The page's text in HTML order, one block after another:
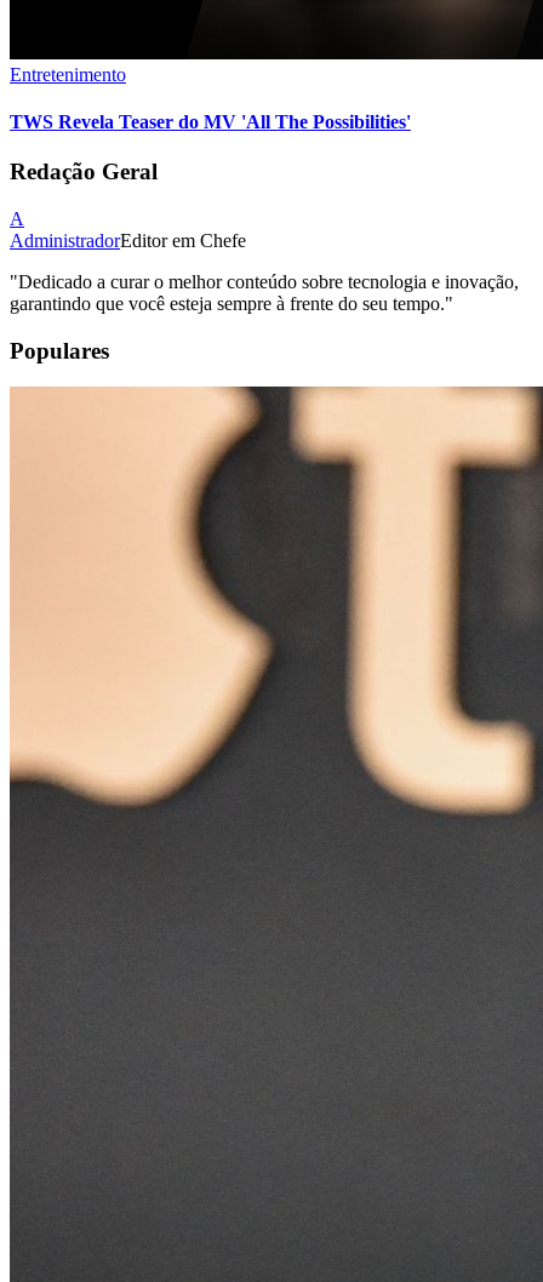
Entretenimento
TWS Revela Teaser do MV 'All The Possibilities'
Redação Geral
A
AdministradorEditor em Chefe
"Dedicado a curar o melhor conteúdo sobre tecnologia e inovação,
garantindo que você esteja sempre à frente do seu tempo."
Populares